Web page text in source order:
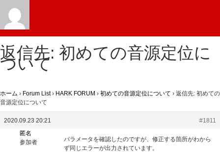
返信先: 初めての音源定位に
ついて
ホーム › Forum List › HARK FORUM › 初めての音源定位について › 返信先: 初めての
音源定位について
2020.09.23 20:21
#1811
匿名
参加者
パラメータを確認したのですが、修正する箇所がわから
ず同じエラーが出力されています。